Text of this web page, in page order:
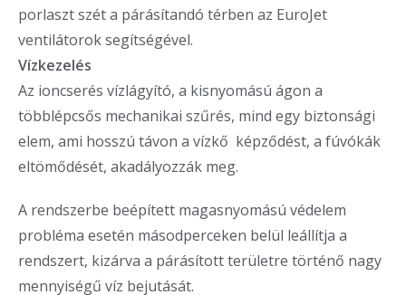
porlaszt szét a párásítandó térben az EuroJet
ventilátorok segítségével.
Vízkezelés
Az ioncserés vízlágyító, a kisnyomású ágon a
többlépcsős mechanikai szűrés, mind egy biztonsági
elem, ami hosszú távon a vízkő képződést, a fúvókák
eltömődését, akadályozzák meg.
A rendszerbe beépített magasnyomású védelem
probléma esetén másodperceken belül leállítja a
rendszert, kizárva a párásított területre történő nagy
mennyiségű víz bejutását.